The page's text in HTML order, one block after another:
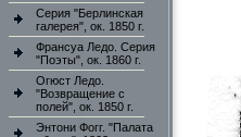
Серия "Берлинская
галерея", ок. 1850 г.
Франсуа Ледо. Серия
"Поэты", ок. 1860 г.
Огюст Ледо.
"Возвращение с
полей", ок. 1850 г.
Энтони Фогг. "Палата